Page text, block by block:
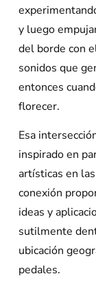
y luego
del borde con
sonidos que
entonces
florecer.
Esa
inspirado en
artísticas en
conexión
ideas y
sutilmente
ubicación
pedales.